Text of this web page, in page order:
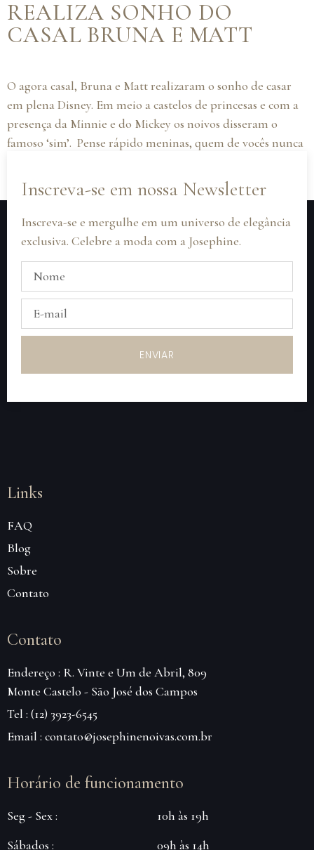
REALIZA SONHO DO
CASAL BRUNA E MATT
O agora casal, Bruna e Matt realizaram o sonho de casar
em plena Disney. Em meio a castelos de princesas e com a
presença da Minnie e do Mickey os noivos disseram o
famoso ‘sim’. Pense rápido meninas, quem de vocês nunca
a […]Inscreva-se em nossa Newsletter
Inscreva-se e mergulhe em um universo de elegância
exclusiva. Celebre a moda com a Josephine.
ENVIAR
Links
FAQ
Blog
Sobre
Contato
Contato
Endereço : R. Vinte e Um de Abril, 809
Monte Castelo - São José dos Campos
Tel : (12) 3923-6545
Email : contato@josephinenoivas.com.br
Horário de funcionamento
Seg - Sex :
Sábados :
10h às 19h
09h às 14h